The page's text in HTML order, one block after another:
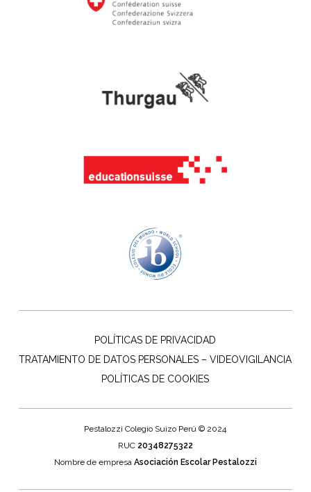
POLÍTICAS DE PRIVACIDAD
TRATAMIENTO DE DATOS PERSONALES – VIDEOVIGILANCIA
POLÍTICAS DE COOKIES
Pestalozzi Colegio Suizo Perú © 2024
RUC 20348275322
Nombre de empresa Asociación Escolar Pestalozzi